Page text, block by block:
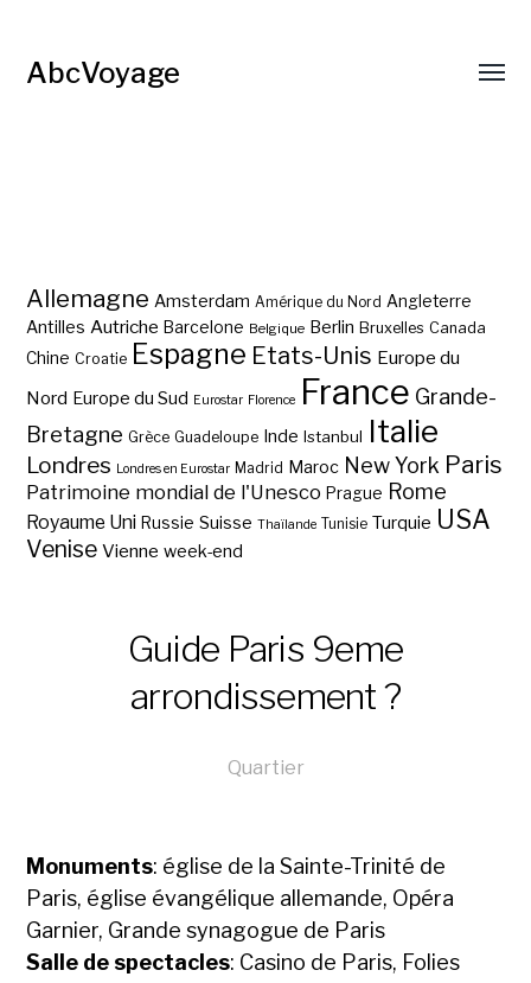
AbcVoyage
Allemagne Amsterdam Amérique du Nord Angleterre
Antilles Autriche Barcelone Belgique Berlin Bruxelles Canada
Chine Croatie Espagne Etats-Unis Europe du
Nord Europe du Sud Eurostar Florence France Grande-
Bretagne Grèce Guadeloupe Inde Istanbul Italie
Londres Londres en Eurostar Madrid Maroc New York Paris
Patrimoine mondial de l'Unesco Prague Rome
Royaume Uni Russie Suisse Thaïlande Tunisie Turquie USA
Venise Vienne week-end
Guide Paris 9eme
arrondissement ?
Quartier
Monuments: église de la Sainte-Trinité de
Paris, église évangélique allemande, Opéra
Garnier, Grande synagogue de Paris
Salle de spectacles: Casino de Paris, Folies